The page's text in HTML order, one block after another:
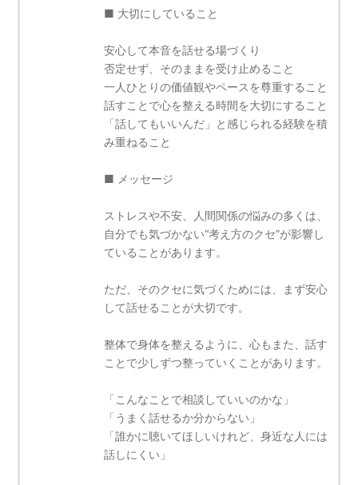
■ 大切にしていること
安心して本音を話せる場づくり
否定せず、そのままを受け止めること
一人ひとりの価値観やペースを尊重すること
話すことで心を整える時間を大切にすること
「話してもいいんだ」と感じられる経験を積
み重ねること
■ メッセージ
ストレスや不安、人間関係の悩みの多くは、
自分でも気づかない“考え方のクセ”が影響し
ていることがあります。
ただ、そのクセに気づくためには、まず安心
して話せることが大切です。
整体で身体を整えるように、心もまた、話す
ことで少しずつ整っていくことがあります。
「こんなことで相談していいのかな」
「うまく話せるか分からない」
「誰かに聴いてほしいけれど、身近な人には
話しにくい」